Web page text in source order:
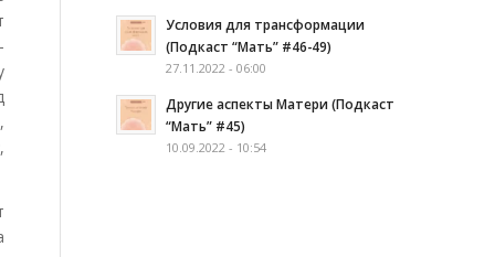
Условия для трансформации
(Подкаст “Мать” #46-49)
27.11.2022 - 06:00
Другие аспекты Матери (Подкаст
“Мать” #45)
10.09.2022 - 10:54